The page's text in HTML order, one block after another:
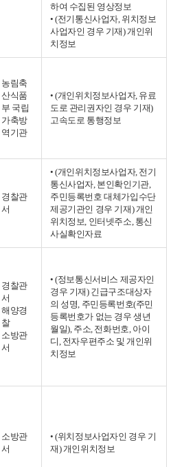
하여 수집된 영상정보
• (전기통신사업자, 위치정보
사업자인 경우 기재) 개인위
치정보
농림축
산식품
부 국립
가축방
역기관
• (개인위치정보사업자, 유료
도로 관리권자인 경우 기재)
고속도로 통행정보
경찰관
서
• (개인위치정보사업자, 전기
통신사업자, 본인확인기관,
주민등록번호 대체가입수단
제공기관인 경우 기재) 개인
위치정보, 인터넷주소, 통신
사실확인자료
경찰관
서
해양경
찰
소방관
서
• (정보통신서비스 제공자인
경우 기재) 긴급구조대상자
의 성명, 주민등록번호(주민
등록번호가 없는 경우 생년
월일), 주소, 전화번호, 아이
디, 전자우편주소 및 개인위
치정보
소방관
서
• (위치정보사업자인 경우 기
재) 개인위치정보